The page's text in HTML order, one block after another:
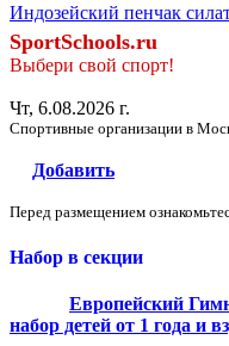
Индозейский пенчак
SportSchools.ru
Выбери свой спорт!
Чт, 6.08.2026 г.
Спортивные организации в
Добавить
Перед размещением
Набор в секции
Европейский
набор детей от 1 года и